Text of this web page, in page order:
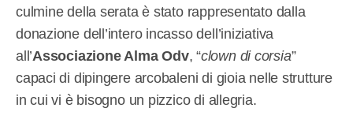
culmine della serata è stato rappresentato dalla
donazione dell’intero incasso dell’iniziativa
all’Associazione Alma Odv, “clown di corsia”
capaci di dipingere arcobaleni di gioia nelle strutture
in cui vi è bisogno un pizzico di allegria.